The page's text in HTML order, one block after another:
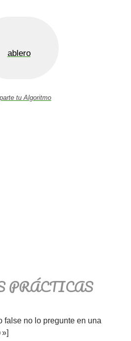
ablero
tu Algoritmo
PRÁCTICAS
false no lo pregunte en una